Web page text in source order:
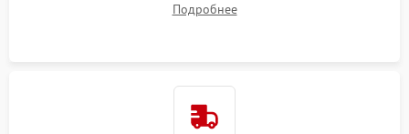
Подробнее